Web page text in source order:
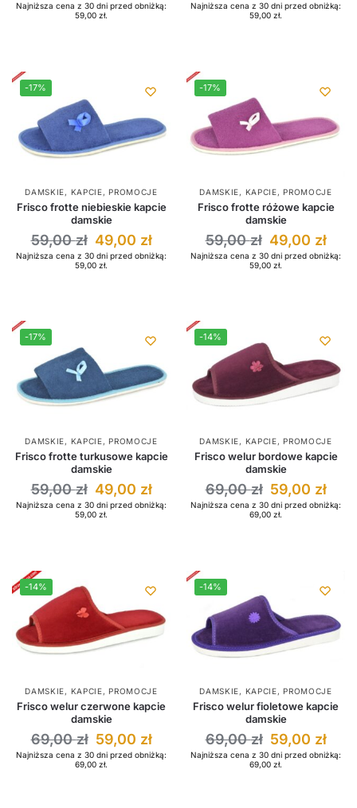
Najniższa cena z 30 dni przed obniżką:
59,00 zł.
Najniższa cena z 30 dni przed obniżką:
59,00 zł.
-17%
DAMSKIE, KAPCIE,PROMOCJE
Frisco frotte niebieskie kapcie
damskie
59,00zł 49,00 zł
Najniższa cena z 30 dni przed obniżką:
59,00 zł.
-17%
DAMSKIE, KAPCIE,PROMOCJE
Frisco frotte różowe kapcie
damskie
59,00zł 49,00 zł
Najniższa cena z 30 dni przed obniżką:
59,00 zł.
-17%
DAMSKIE, KAPCIE, PROMOCJE
Frisco frotte turkusowe kapcie
damskie
59,00zł 49,00 zł
Najniższa cena z 30 dni przed obniżką:
59,00 zł.
-14%
DAMSKIE, KAPCIE, PROMOCJE
Frisco welur bordowe kapcie
damskie
69,00zł 59,00 zł
Najniższa cena z 30 dni przed obniżką:
69,00 zł.
-14%
DAMSKIE, KAPCIE,PROMOCJE
Frisco welur czerwone kapcie
damskie
69,00zł 59,00 zł
Najniższa cena z 30 dni przed obniżką:
69,00 zł.
-14%
DAMSKIE, KAPCIE,PROMOCJE
Frisco welur fioletowe kapcie
damskie
69,00zł 59,00 zł
Najniższa cena z 30 dni przed obniżką:
69,00 zł.